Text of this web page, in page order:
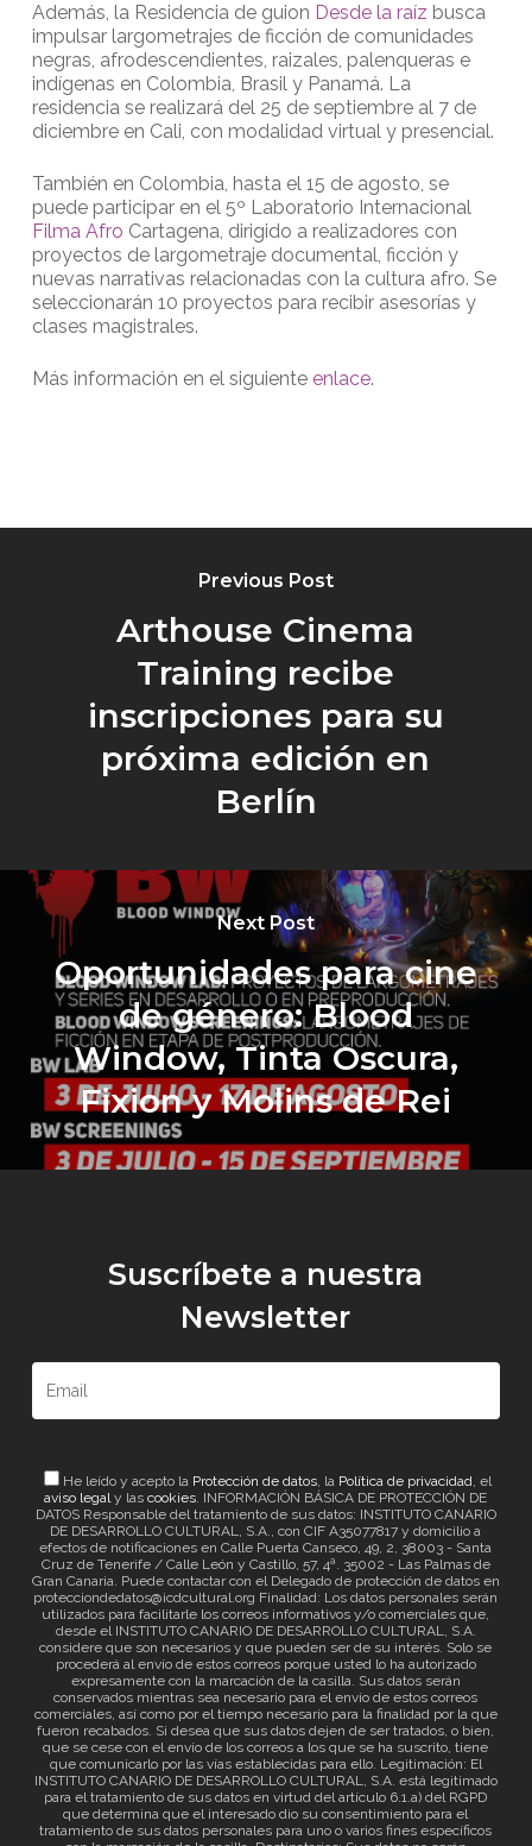
Además, la Residencia de guion Desde la raíz busca
impulsar largometrajes de ficción de comunidades
negras, afrodescendientes, raizales, palenqueras e
indígenas en Colombia, Brasil y Panamá. La
residencia se realizará del 25 de septiembre al 7 de
diciembre en Cali, con modalidad virtual y presencial.
También en Colombia, hasta el 15 de agosto, se
puede participar en el 5º Laboratorio Internacional
Filma Afro Cartagena, dirigido a realizadores con
proyectos de largometraje documental, ficción y
nuevas narrativas relacionadas con la cultura afro. Se
seleccionarán 10 proyectos para recibir asesorías y
clases magistrales.
Más información en el siguiente enlace.
Previous Post
Arthouse Cinema
Training recibe
inscripciones para su
próxima edición en
Berlín
Next Post
Oportunidades para cine
de género: Blood
Window, Tinta Oscura,
Fixion y Molins de Rei
Suscríbete a nuestra
Newsletter
He leído y acepto la Protección de datos, la Política de privacidad, el
aviso legaly lascookies. INFORMACIÓN BÁSICA DE PROTECCIÓN DE
DATOS Responsable del tratamiento de sus datos: INSTITUTO CANARIO
DE DESARROLLO CULTURAL, S.A., con CIF A35077817 y domicilio a
efectos de notificaciones en Calle Puerta Canseco, 49, 2, 38003 - Santa
Cruz de Tenerife / Calle León y Castillo, 57, 4ª. 35002 - Las Palmas de
Gran Canaria. Puede contactar con el Delegado de protección de datos en
protecciondedatos@icdcultural.org Finalidad: Los datos personales serán
utilizados para facilitarle los correos informativos y/o comerciales que,
desde el INSTITUTO CANARIO DE DESARROLLO CULTURAL, S.A.
considere que son necesarios y que pueden ser de su interés. Solo se
procederá al envío de estos correos porque usted lo ha autorizado
expresamente con la marcación de la casilla. Sus datos serán
conservados mientras sea necesario para el envío de estos correos
comerciales, así como por el tiempo necesario para la finalidad por la que
fueron recabados. Si desea que sus datos dejen de ser tratados, o bien,
que se cese con el envío de los correos a los que se ha suscrito, tiene
que comunicarlo por las vías establecidas para ello. Legitimación: El
INSTITUTO CANARIO DE DESARROLLO CULTURAL, S.A. está legitimado
para el tratamiento de sus datos en virtud del artículo 6.1.a) del RGPD
que determina que el interesado dio su consentimiento para el
tratamiento de sus datos personales para uno o varios fines específicos